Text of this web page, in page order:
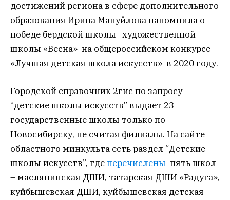
достижений региона в сфере дополнительного
образования Ирина Мануйлова напомнила о
победе бердской школы художественной
школы «Весна» на общероссийском конкурсе
«Лучшая детская школа искусств» в 2020 году.
Городской справочник 2гис по запросу
“детские школы искусств” выдает 23
государственные школы только по
Новосибирску, не считая филиалы. На сайте
областного минкульта есть раздел “Детские
школы искусств”, гдеперечислены пять школ
– маслянинская ДШИ, татарская ДШИ «Радуга»,
куйбышевская ДШИ, куйбышевская детская